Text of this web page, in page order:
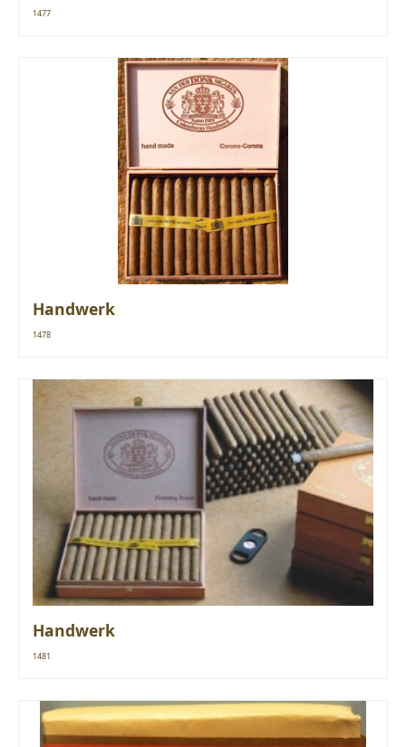
1477
Handwerk
1478
Handwerk
1481